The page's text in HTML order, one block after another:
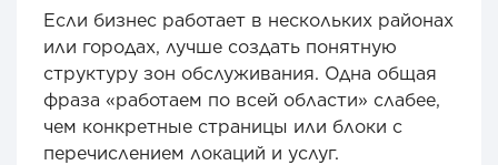
Если бизнес работает в нескольких районах
или городах, лучше создать понятную
структуру зон обслуживания. Одна общая
фраза «работаем по всей области» слабее,
чем конкретные страницы или блоки с
перечислением локаций и услуг.